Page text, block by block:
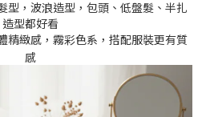
型，波浪造型，包頭、低盤髮、半扎
造型都好看
精緻感，霧彩色系，搭配服裝更有質
感